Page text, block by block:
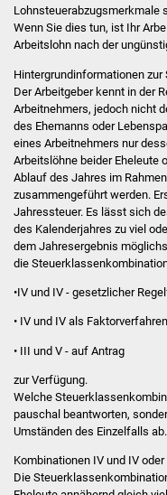
Lohnsteuerabzugsmerkmale
Wenn Sie dies tun, ist Ihr
Arbeitslohn nach der
Hintergrundinformationen
Der Arbeitgeber kennt in der
Arbeitnehmers, jedoch nicht
des Ehemanns oder
eines Arbeitnehmers nur
Arbeitslöhne beider Eheleute
Ablauf des Jahres im
zusammengeführt werden.
Jahressteuer. Es lässt sich
des Kalenderjahres zu viel
dem Jahresergebnis
die
•IV und IV - gesetzlicher
• IV und IV als
•III und V - auf Antrag
zur Verfügung.
Welche
pauschal beantworten,
Umständen des Einzelfalls ab.
Kombinationen IV und IV
Die